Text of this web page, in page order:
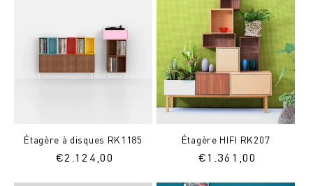
Étagère à disques RK1185
Prix
€2.124,00
Étagère HIFI RK207
Prix
€1.361,00